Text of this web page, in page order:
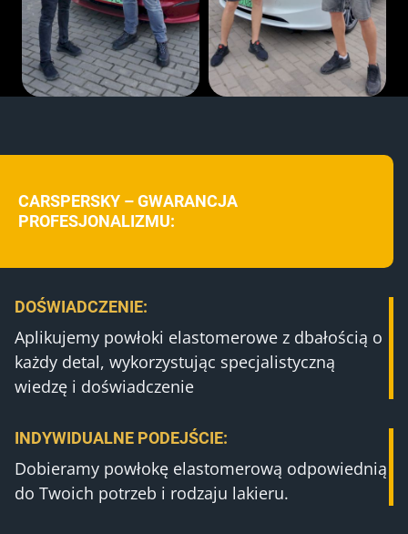
CARSPERSKY – GWARANCJA
PROFESJONALIZMU:
DOŚWIADCZENIE:
Aplikujemy powłoki elastomerowe z dbałością o
każdy detal, wykorzystując specjalistyczną
wiedzę i doświadczenie
INDYWIDUALNE PODEJŚCIE:
Dobieramy powłokę elastomerową odpowiednią
do Twoich potrzeb i rodzaju lakieru.